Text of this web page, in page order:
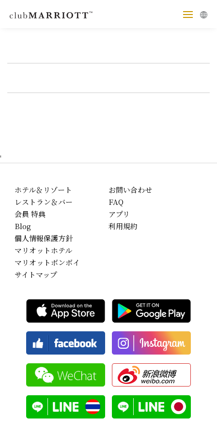
'
ホテル＆リゾート
レストラン＆バー
会員 特典
Blog
お問い合わせ
FAQ
アプリ
利用規約
個人情報保護方針
マリオットホテル
マリオットボンボイ
サイトマップ